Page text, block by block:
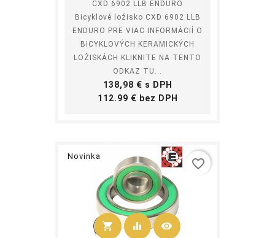
CXD 6902 LLB ENDURO
Bicyklové ložisko CXD 6902 LLB
ENDURO PRE VIAC INFORMÁCIÍ O
BICYKLOVÝCH KERAMICKÝCH
LOŽISKÁCH KLIKNITE NA TENTO
ODKAZ TU...
Cena
138,98 € s DPH
112.99 € bez DPH
Novinka
shopping_cart
Kúpiť
equalizer visibility
favorite_border